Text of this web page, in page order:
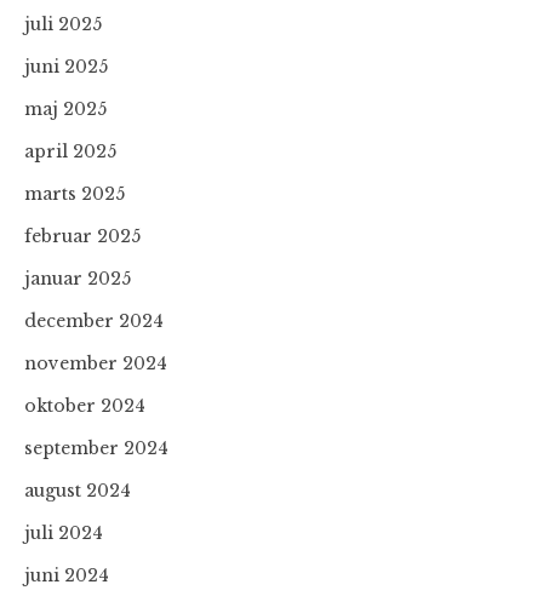
juli 2025
juni 2025
maj 2025
april 2025
marts 2025
februar 2025
januar 2025
december 2024
november 2024
oktober 2024
september 2024
august 2024
juli 2024
juni 2024